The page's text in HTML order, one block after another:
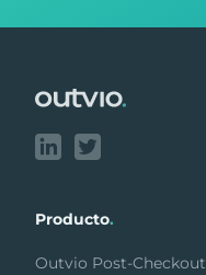
Producto.
Outvio Post-Checkout